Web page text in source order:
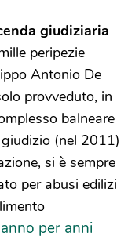
giudiziaria
peripezie
Antonio De
provveduto, in
balneare
giudizio (nel 2011)
si è sempre
per abusi edilizi
per anni